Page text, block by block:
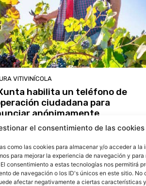
el consentimiento de las cookies
como las cookies para almacenar y/o acceder a la
para mejorar la experiencia de navegación y
consentimiento a estas tecnologías nos permitirá
de navegación o los ID's únicos en este sitio. No
afectar negativamente a ciertas características
VITIVINÍCOLA
habilita un teléfono de
ciudadana para
anónimamente
en el marco del plan
control de la vendimia